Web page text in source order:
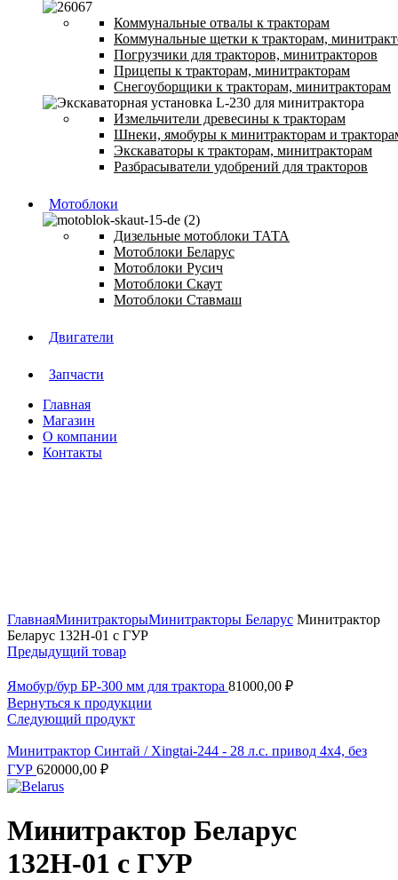
Коммунальные отвалы к тракторам
Коммунальные щетки к тракторам,
Погрузчики для тракторов, минитракторов
Прицепы к тракторам, минитракторам
Снегоуборщики к тракторам, минитракторам
Измельчители древесины к тракторам
Шнеки, ямобуры к минитракторам и
Экскаваторы к тракторам, минитракторам
Разбрасыватели удобрений для тракторов
Мотоблоки
Дизельные мотоблоки ТАТА
Мотоблоки Беларус
Мотоблоки Русич
Мотоблоки Скаут
Мотоблоки Ставмаш
Двигатели
Запчасти
Главная
Магазин
О компании
Контакты
ГлавнаяМинитракторыМинитракторы Беларус Минитрактор
Беларус 132Н-01 с ГУР
Предыдущий товар
Ямобур/бур БР-300 мм для трактора 81000,00 ₽
Вернуться к продукции
Следующий продукт
Минитрактор Синтай / Xingtai-244 - 28 л.с. привод 4х4, без
ГУР 620000,00 ₽
Минитрактор Беларус
132Н-01 с ГУР